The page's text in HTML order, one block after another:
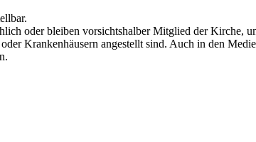
oder bleiben vorsichtshalber Mitglied der Kirche,
Krankenhäusern angestellt sind. Auch in den